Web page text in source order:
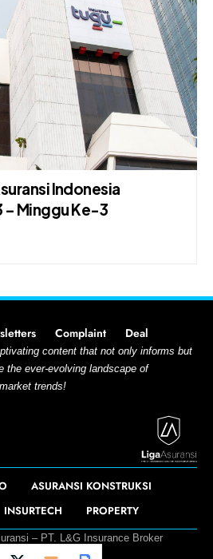
Indonesia
Minggu Ke-3
Complaint Deal
content that not only informs but
the ever-evolving landscape of
trends!
ASURANSI KONSTRUKSI
INSURTECH PROPERTY
– PT. L&G Insurance Broker